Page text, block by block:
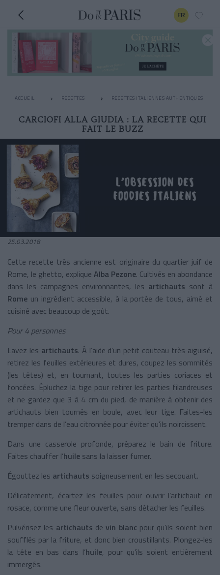
FR
ACCUEIL RECETTES RECETTES ITALIENNES AUTHENTIQUES
CARCIOFI ALLA GIUDIA : LA RECETTE QUI
FAIT LE BUZZ
25.03.2018
Cette recette très ancienne est originaire du quartier juif de
Rome, le ghetto, explique Alba Pezone. Cultivés en abondance
dans les campagnes environnantes, les artichauts sont à
Rome un ingrédient accessible, à la portée de tous, aimé et
cuisiné avec beaucoup de goût.
Pour 4 personnes
Lavez les artichauts. À l’aide d’un petit couteau très aiguisé,
retirez les feuilles extérieures et dures, coupez les sommités
(les têtes) et, en tournant, toutes les parties coriaces et
foncées. Épluchez la tige pour retirer les parties filandreuses
et ne gardez que 3 à 4 cm du pied, de manière à obtenir des
artichauts bien tournés en boule, avec leur tige. Faites-les
tremper dans de l’eau citronnée pour éviter qu'ils noircissent.
Dans une casserole profonde, préparez le bain de friture.
Faites chauffer l’huile sans la laisser fumer.
Égouttez les artichauts soigneusement en les secouant.
Délicatement, écartez les feuilles pour ouvrir l’artichaut en
rosace, comme une fleur ouverte, sans détacher les feuilles.
Pulvérisez les artichauts devin blanc pour qu’ils soient bien
soufflés par la friture, et donc bien croustillants. Plongez-les
la tête en bas dans l’huile, pour qu’ils soient entièrement
immergés.